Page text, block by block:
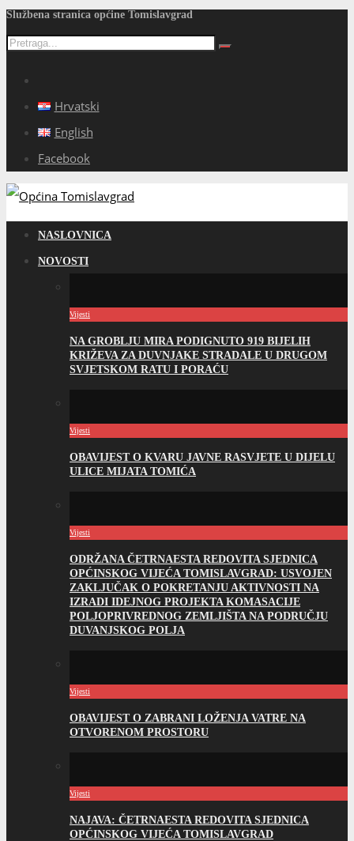
Službena stranica općine Tomislavgrad
Hrvatski
English
Facebook
NASLOVNICA
NOVOSTI
Vijesti
NA GROBLJU MIRA PODIGNUTO 919 BIJELIH
KRIŽEVA ZA DUVNJAKE STRADALE U DRUGOM
SVJETSKOM RATU I PORAĆU
Vijesti
OBAVIJEST O KVARU JAVNE RASVJETE U DIJELU
ULICE MIJATA TOMIĆA
Vijesti
ODRŽANA ČETRNAESTA REDOVITA SJEDNICA
OPĆINSKOG VIJEĆA TOMISLAVGRAD: USVOJEN
ZAKLJUČAK O POKRETANJU AKTIVNOSTI NA
IZRADI IDEJNOG PROJEKTA KOMASACIJE
POLJOPRIVREDNOG ZEMLJIŠTA NA PODRUČJU
DUVANJSKOG POLJA
Vijesti
OBAVIJEST O ZABRANI LOŽENJA VATRE NA
OTVORENOM PROSTORU
Vijesti
NAJAVA: ČETRNAESTA REDOVITA SJEDNICA
OPĆINSKOG VIJEĆA TOMISLAVGRAD